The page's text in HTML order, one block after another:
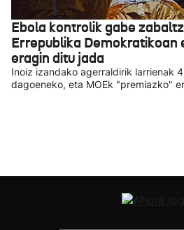
Ebola kontrolik gabe
Errepublika Demokratikoan
eragin ditu jada
Inoiz izandako agerraldirik larrienak
dagoeneko, eta MOEk "premiazko"